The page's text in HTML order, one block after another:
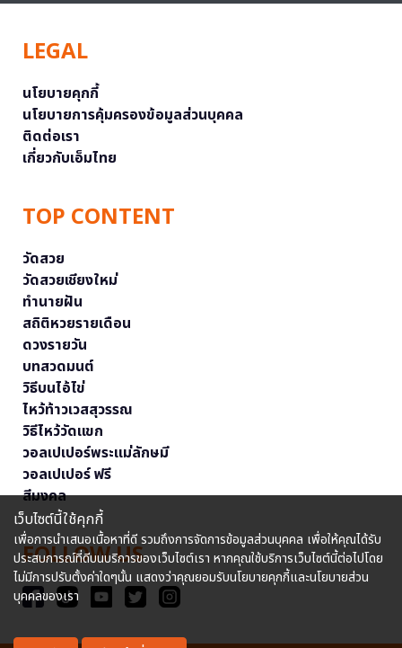
LEGAL
นโยบายคุกกี้
นโยบายการคุ้มครองข้อมูลส่วนบุคคล
ติดต่อเรา
เกี่ยวกับเอ็มไทย
TOP CONTENT
วัดสวย
วัดสวยเชียงใหม่
ทำนายฝัน
สถิติหวยรายเดือน
ดวงรายวัน
บทสวดมนต์
วิธีบนไอ้ไข่
ไหว้ท้าวเวสสุวรรณ
วิธีไหว้วัดแขก
วอลเปเปอร์พระแม่ลักษมี
วอลเปเปอร์ ฟรี
สีมงคล
FOLLOW US
เว็บไซต์นี้ใช้คุกกี้
เพื่อการนำเสนอเนื้อหาที่ดี รวมถึงการจัดการข้อมูลส่วนบุคคล เพื่อให้คุณได้รับ
ประสบการณ์ที่ดีบนบริการของเว็บไซต์เรา หากคุณใช้บริการเว็บไซต์นี้ต่อไปโดย
ไม่มีการปรับตั้งค่าใดๆนั้น แสดงว่าคุณยอมรับนโยบายคุกกี้และนโยบายส่วน
บุคคลของเรา